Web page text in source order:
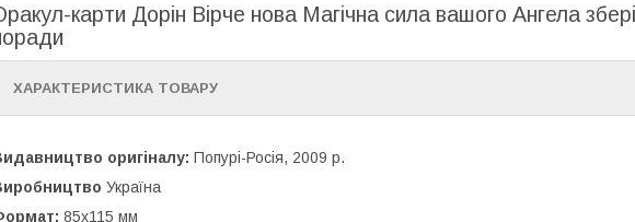
карти Дорін Вірче нова Магічна сила вашого Ангела
ХАРАКТЕРИСТИКА ТОВАРУ
оригіналу: Попурі-Росія, 2009 р.
Україна
85x115 мм